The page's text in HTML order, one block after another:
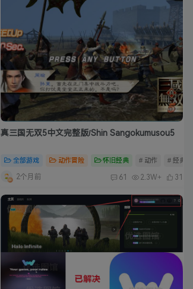
真三国无双5中文完整版/Shin Sangokumusou5
全部游戏 动作冒险 怀旧经典 # 动作 # 经典
2个月前 61 2.3W+ 31